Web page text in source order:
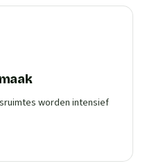
worden intensief